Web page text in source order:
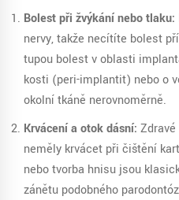
Bolest při žvýkání nebo tlaku:
nervy, takže necítíte bolest
tupou bolest v oblasti
kosti (peri-implantit) nebo o
okolní tkáně nerovnoměrně.
Krvácení a otok dásní:
neměly krvácet při čištění
nebo tvorba hnisu jsou
zánětu podobného